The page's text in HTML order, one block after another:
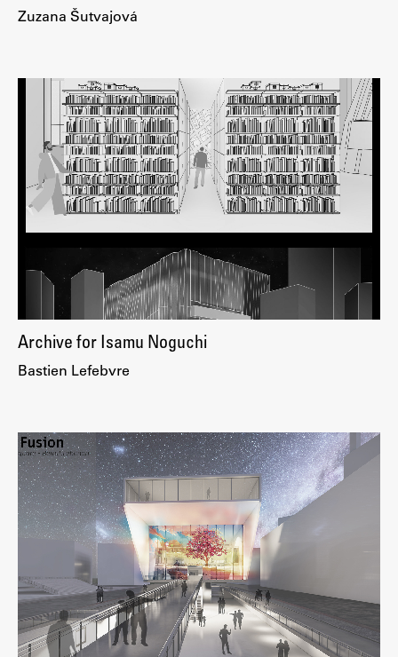
Seminarji
Seminarske teme
Gostujoči profesor
Delavnice
Študentski projekti
Ekskurzije
Zaključna dela
Razvojno sodelovanje in humanitarna pomoč
FA–ZA
Zbirke
Publikacije
AR – Arhitektura, raziskovanje
Igra ustvarjalnosti
Zuzana Šutvajová
Archive for Isamu Noguchi
Bastien Lefebvre